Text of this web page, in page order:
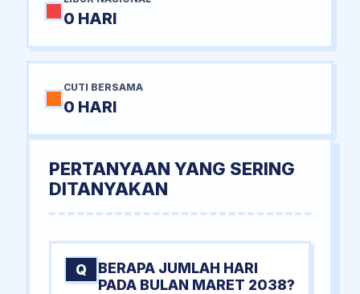
0 HARI
CUTI BERSAMA
0 HARI
PERTANYAAN YANG SERING
DITANYAKAN
Q
BERAPA JUMLAH HARI
PADA BULAN MARET 2038?